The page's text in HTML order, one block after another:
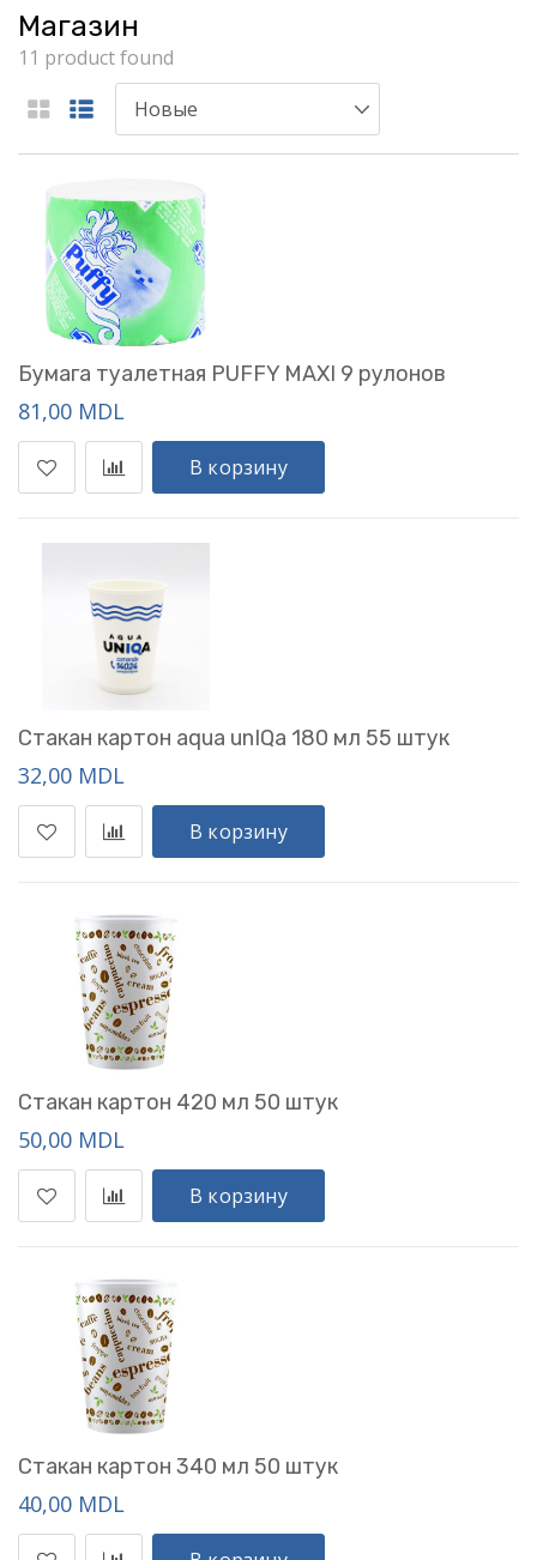
Магазин
11 product found
Бумага туалетная PUFFY MAXI 9 рулонов
81,00 MDL
В корзину
Стакан картон aqua unIQa 180 мл 55 штук
32,00 MDL
В корзину
Стакан картон 420 мл 50 штук
50,00 MDL
В корзину
Стакан картон 340 мл 50 штук
40,00 MDL